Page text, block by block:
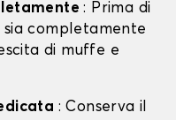
: Prima di
completamente
di muffe e
: Conserva il